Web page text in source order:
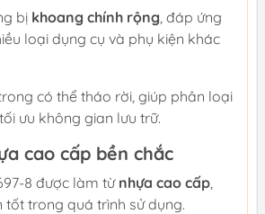
bị khoang chính rộng , đáp ứng
loại dụng cụ và phụ kiện khác
có thể tháo rời, giúp phân loại
ưu không gian lưu trữ.
cao cấp bền chắc
8 được làm từ nhựa cao cấp
trong quá trình sử dụng.